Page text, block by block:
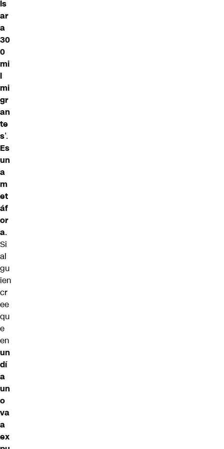
ls
ar
a
30
0
mi
l
mi
gr
an
te
s‘.
Es
un
a
m
et
áf
or
a.
Si
al
gu
ien
cr
ee
qu
e
en
un
dí
a
un
o
va
a
ex